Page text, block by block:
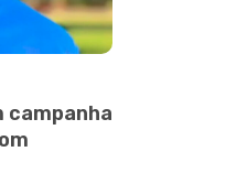
campanha